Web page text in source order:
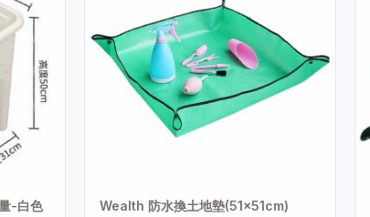
-白色 Wealth 防水換土地墊(51x51cm)